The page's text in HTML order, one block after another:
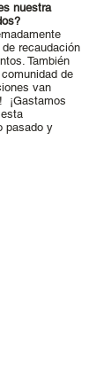
nuestra
recaudación
También
de
van
¡Gastamos
pasado y